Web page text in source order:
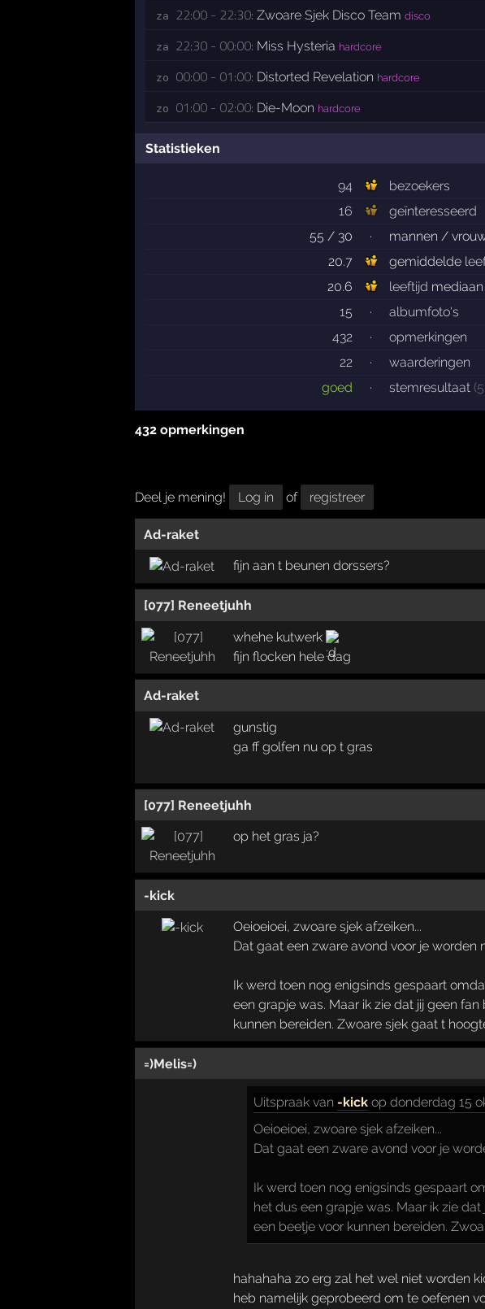
za 22:00 - 22:30: Zwoare Sjek Disco Team disco
za 22:30 - 00:00: Miss Hysteria hardcore
zo 00:00 - 01:00: Distorted Revelation hardcore
zo 01:00 - 02:00: Die-Moon hardcore
Statistieken
94
bezoekers
16
geïnteresseerd
55 / 30
·
mannen /
20.7
gemiddelde
20.6
leeftijd mediaan
15
·
albumfoto's
432
·
opmerkingen
22
·
waarderingen
goed
· stemresultaat
432 opmerkingen
Deel je mening! Log in of registreer
Ad-raket
fijn aan t beunen dorssers?
[077] Reneetjuhh
whehe kutwerk
fijn flocken hele dag
Ad-raket
gunstig
ga ff golfen nu op t gras
[077] Reneetjuhh
op het gras ja?
-kick
Oeioeioei, zwoare sjek afzeiken...
Dat gaat een zware avond voor je worden
Ik werd toen nog enigsinds gespaart
een grapje was. Maar ik zie dat jij geen
kunnen bereiden. Zwoare sjek gaat t
=)Melis=)
Uitspraakvan -kickop donderdag 15
Oeioeioei, zwoare sjek afzeiken...
Dat gaat een zware avond voor je
Ik werd toen nog enigsinds gespaart
het dus een grapje was. Maar ik zie
een beetje voor kunnen bereiden.
hahahaha zo erg zal het wel niet worden
heb namelijk geprobeerd om te oefenen